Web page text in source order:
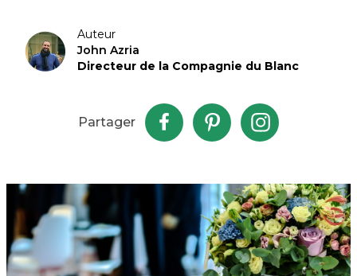
Auteur
John Azria
Directeur de la Compagnie du Blanc
Partager